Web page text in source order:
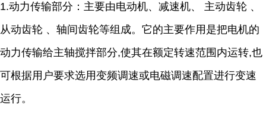
1.动力传输部分：主要由电动机、减速机、 主动齿轮 、
从动齿轮 、轴间齿轮等组成。它的主要作用是把电机的
动力传输给主轴搅拌部分,使其在额定转速范围内运转,也
可根据用户要求选用变频调速或电磁调速配置进行变速
运行。